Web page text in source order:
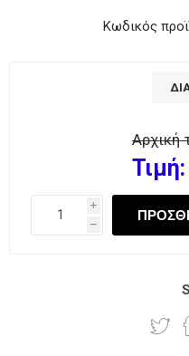
Κωδικός
Αρχική
Τιμή:
i
h